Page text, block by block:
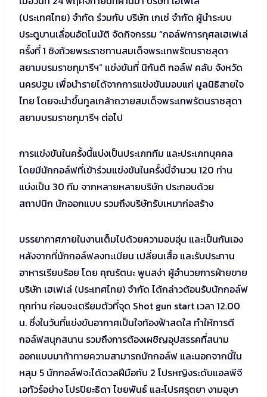
(ประเทศไทย) จำกัด ร่วมกับ บริษัท เกเซ่ จำกัด ผู้นำระบบ
ประตูบานเลื่อนอัตโนมัติ จัดกิจกรรม “กอล์ฟการกุศลเฮเฟเล่
ครั้งที่ 1 ชิงถ้วยพระราชทานสมเด็จพระเทพรัตนราชสุดา
สยามบรมราชกุมารีฯ” แข่งขันที่ นิกันติ กอล์ฟ คลับ จังหวัด
นครปฐม เพื่อนำรายได้จากการแข่งขันมอบแก่ มูลนิธิสายใจ
ไทย โดยจะนำขึ้นทูลเกล้าถวายสมเด็จพระเทพรัตนราชสุดา
สยามบรมราชกุมารีฯ ต่อไป
การแข่งขันในครั้งนี้แบ่งเป็นประเภททีม และประเภทบุคคล
โดยมีนักกอล์ฟที่เข้าร่วมแข่งขันในครั้งนี้จำนวน 120 ท่าน
แบ่งเป็น 30 ทีม จากหลายหลายบริษัท ประกอบด้วย
สถาปนิก นักออกแบบ รวมถึงบริษัทรับเหมาก่อสร้าง
บรรยากาศภายในงานเต็มไปด้วยความอบอุ่น และเป็นกันเอง
หลังจากที่นักกอล์ฟลงทะเบียน เปลี่ยนเสื้อ และรับประทาน
อาหารเรียบร้อย โดย คุณรัตนะ พูนสง่า ผู้อำนวยการฝ่ายขาย
บริษัท เฮเฟเล่ (ประเทศไทย) จำกัด ได้กล่าวต้อนรับนักกอล์ฟ
ทุกท่าน ก่อนจะเตรียมตัวที่จุด Shot gun start เวลา 12.00
น. ซึ่งในวันที่แข่งขันอากาศเป็นใจท้องฟ้าสดใส ทำให้การตี
กอล์ฟสนุกสนาน รวมถึงการต้องเผชิญอุปสรรคที่สนาม
ออกแบบมาท้าทายความสามารถนักกอล์ฟ และนอกจากนี้ใน
หลุม 5 นักกอล์ฟจะได้ดวลฝีมือกับ 2 โปรหญิงระดับแอลพีจี
เอทัวร์อย่าง โปรปิยะธิดา ไชยพันธ์ และโปรศรุตยา งามอุษา